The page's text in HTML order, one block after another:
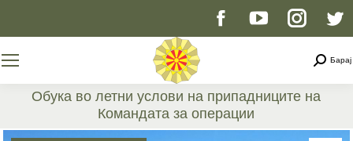
Facebook
opens
in
YouTube
opens
in
page
opens
in
Барај
Обука во летни услови на припадниците на
Командата за операции
You are here: